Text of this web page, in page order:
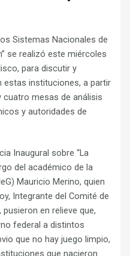
Sistemas Nacionales de
se realizó este miércoles
para discutir y
estas instituciones, a partir
mesas de análisis
y autoridades de
Inaugural sobre “La
del académico de la
Mauricio Merino, quien
Integrante del Comité de
en relieve que,
federal a distintos
que no hay juego limpio,